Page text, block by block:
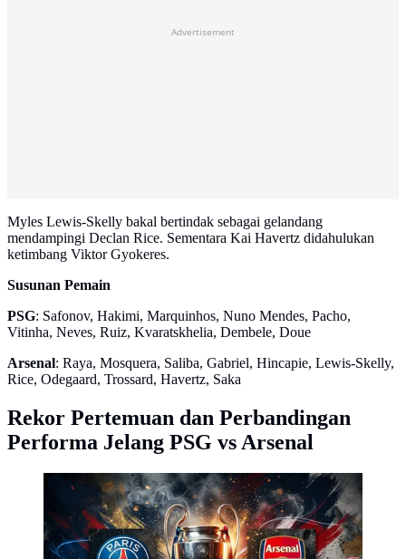
Advertisement
Myles Lewis-Skelly bakal bertindak sebagai gelandang
mendampingi Declan Rice. Sementara Kai Havertz didahulukan
ketimbang Viktor Gyokeres.
Susunan Pemain
PSG: Safonov, Hakimi, Marquinhos, Nuno Mendes, Pacho,
Vitinha, Neves, Ruiz, Kvaratskhelia, Dembele, Doue
Arsenal: Raya, Mosquera, Saliba, Gabriel, Hincapie, Lewis-Skelly,
Rice, Odegaard, Trossard, Havertz, Saka
Rekor Pertemuan dan Perbandingan
Performa Jelang PSG vs Arsenal
Ilustrasi PSG, Arsenal, Liga Champions. (Foto by
Gemini AI)